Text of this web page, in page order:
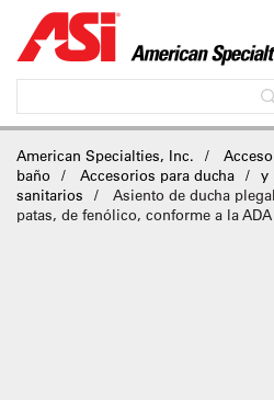
American Specialties, Inc.
baño
Accesorios para ducha y
sanitarios
Asiento de ducha
patas, de fenólico, conforme a la ADA